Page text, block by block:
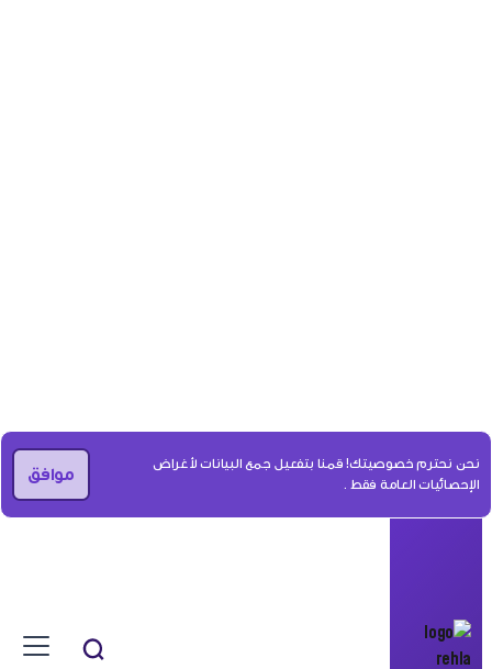
نحن نحترم خصوصيتك! قمنا بتفعيل جمع البيانات لأغراض
الإحصائيات العامة فقط .
موافق